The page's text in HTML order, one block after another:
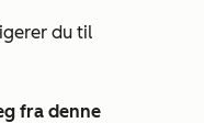
du til
fra denne